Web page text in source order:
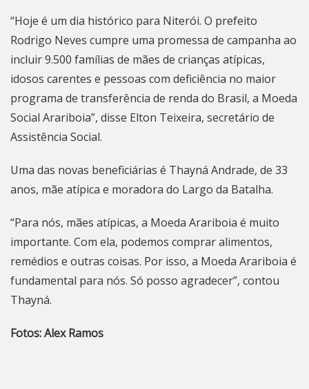
“Hoje é um dia histórico para Niterói. O prefeito
Rodrigo Neves cumpre uma promessa de campanha ao
incluir 9.500 famílias de mães de crianças atípicas,
idosos carentes e pessoas com deficiência no maior
programa de transferência de renda do Brasil, a Moeda
Social Arariboia”, disse Elton Teixeira, secretário de
Assistência Social.
Uma das novas beneficiárias é Thayná Andrade, de 33
anos, mãe atípica e moradora do Largo da Batalha.
“Para nós, mães atípicas, a Moeda Arariboia é muito
importante. Com ela, podemos comprar alimentos,
remédios e outras coisas. Por isso, a Moeda Arariboia é
fundamental para nós. Só posso agradecer”, contou
Thayná.
Fotos: Alex Ramos